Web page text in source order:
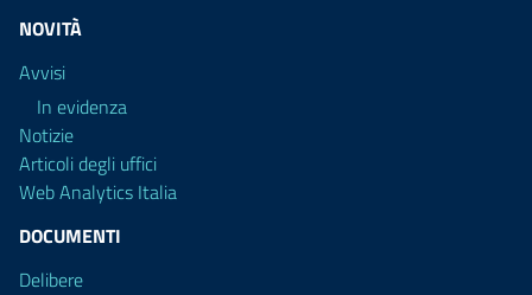
NOVITÀ
Avvisi
In evidenza
Notizie
Articoli degli uffici
Web Analytics Italia
DOCUMENTI
Delibere